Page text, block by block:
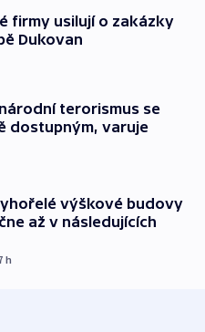
firmy usilují o zakázky
Dukovan
terorismus se
dostupným, varuje
výškové budovy
až v následujících
h